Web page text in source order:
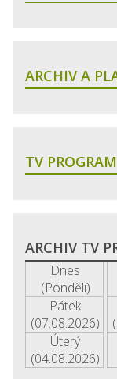
ARCHIV A
TV PROGRAM
ARCHIV TV
Dnes
(Pondělí)
Pátek
(07.08.2026)
Úterý
(04.08.2026)